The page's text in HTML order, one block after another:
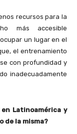
recursos para la
más accesible
un lugar en el
el entrenamiento
con profundidad y
inadecuadamente
Latinoamérica y
de la misma?